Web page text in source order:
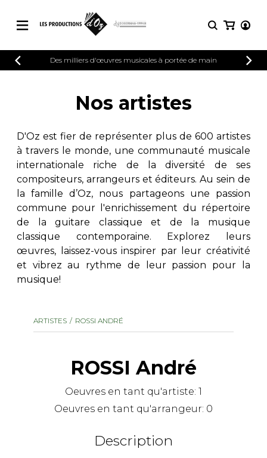
CATALOGUE
riche en œuvres originales et en
arrangements de qualité.
PARTITIONS POUR GUITARE
PARTITIONS POUR AUTRES
INSTRUMENTS
PARTITIONS POUR ENSEMBLES
CONNEXION
INSCRIPTION
Des milliers d'œuvres musicales à portée de main
riche en œuvres originales et en
arrangements de qualité.
2 guitares
3 guitares
4 guitares
5 guitares et plus
Ensemble de
Orchestre de guitares
Concerto pour
Guitare et un autre
Musique de chambre
Nos artistes
D'Oz est fier de représenter plus de 600 artistes
à travers le monde, une communauté musicale
internationale riche de la diversité de ses
compositeurs, arrangeurs et éditeurs. Au sein de
la famille d’Oz, nous partageons une passion
commune pour l'enrichissement du répertoire
de la guitare classique et de la musique
classique contemporaine. Explorez leurs
œuvres, laissez-vous inspirer par leur créativité
et vibrez au rythme de leur passion pour la
musique!
ARTISTES ROSSI ANDRÉ
ROSSI André
Oeuvres en tant qu'artiste: 1
Oeuvres en tant qu'arrangeur: 0
Description